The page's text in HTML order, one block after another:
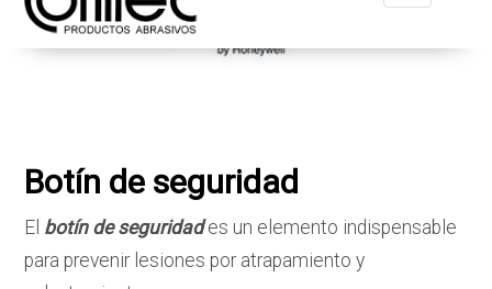
Botín de seguridad
El botín de seguridades un elemento indispensable
para prevenir lesiones por atrapamiento y